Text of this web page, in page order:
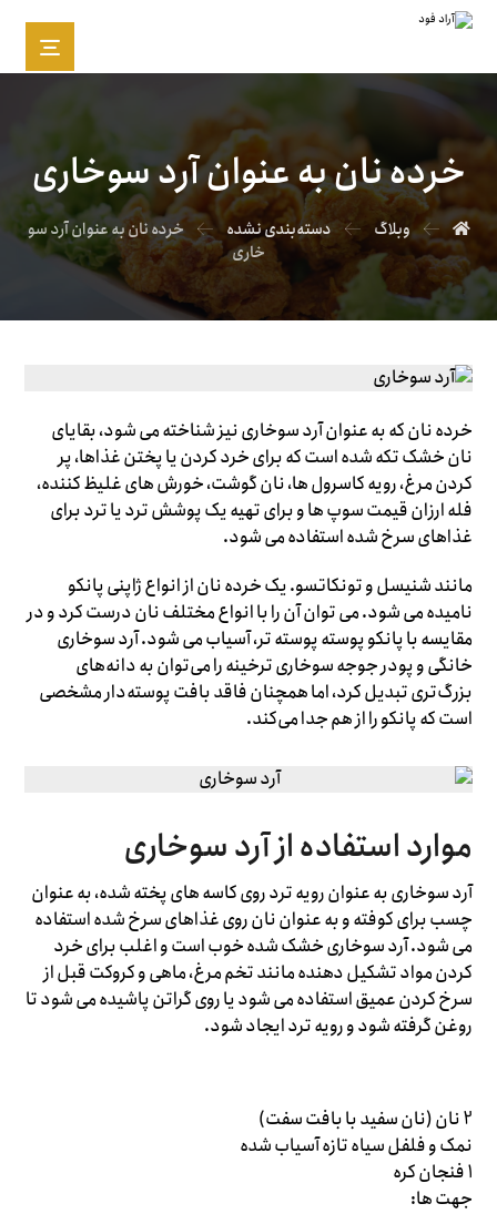
خرده نان به عنوان آرد سوخاری
وبلاگ دسته‌بندی نشده
خرده نان به عنوان آرد سو
خاری
خرده نان که به عنوان آرد سوخاری نیز شناخته می شود، بقایای
نان خشک تکه شده است که برای خرد کردن یا پختن غذاها، پر
کردن مرغ، رویه کاسرول ها، نان گوشت، خورش های غلیظ کننده،
فله ارزان قیمت سوپ ها و برای تهیه یک پوشش ترد یا ترد برای
غذاهای سرخ شده استفاده می شود.
مانند شنیسل و تونکاتسو. یک خرده نان از انواع ژاپنی پانکو
نامیده می شود. می توان آن را با انواع مختلف نان درست کرد و در
مقایسه با پانکو پوسته پوسته تر، آسیاب می شود. آرد سوخاری
خانگی و پودر جوجه سوخاری ترخینه را می‌توان به دانه‌های
بزرگ‌تری تبدیل کرد، اما همچنان فاقد بافت پوسته‌دار مشخصی
است که پانکو را از هم جدا می‌کند.
موارد استفاده از آرد سوخاری
آرد سوخاری به عنوان رویه ترد روی کاسه های پخته شده، به عنوان
چسب برای کوفته و به عنوان نان روی غذاهای سرخ شده استفاده
می شود. آرد سوخاری خشک شده خوب است و اغلب برای خرد
کردن مواد تشکیل دهنده مانند تخم مرغ، ماهی و کروکت قبل از
سرخ کردن عمیق استفاده می شود یا روی گراتن پاشیده می شود تا
روغن گرفته شود و رویه ترد ایجاد شود.
2 نان (نان سفید با بافت سفت)
نمک و فلفل سیاه تازه آسیاب شده
1 فنجان کره
جهت ها: